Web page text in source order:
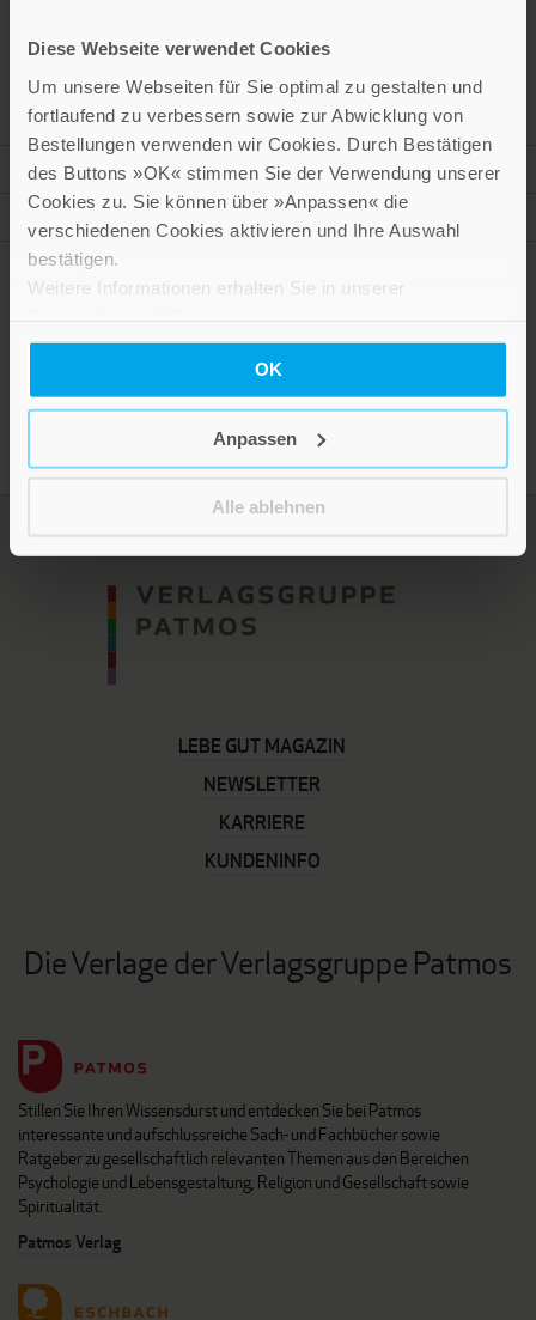
Diese Webseite verwendet Cookies
Um unsere Webseiten für Sie optimal zu gestalten und
fortlaufend zu verbessern sowie zur Abwicklung von
Bestellungen verwenden wir Cookies. Durch Bestätigen
des Buttons »OK« stimmen Sie der Verwendung unserer
Cookies zu. Sie können über »Anpassen« die
verschiedenen Cookies aktivieren und Ihre Auswahl
bestätigen.
Weitere Informationen erhalten Sie in unserer
OK
Anpassen
Alle ablehnen
practices of medieval conquests and the discourses
involved emerges.
Mehr Informationen
LEBE GUT MAGAZIN
NEWSLETTER
KARRIERE
KUNDENINFO
Die Verlage der Verlagsgruppe Patmos
Stillen Sie Ihren Wissensdurst und entdecken Sie bei Patmos
interessante und aufschlussreiche Sach- und Fachbücher sowie
Ratgeber zu gesellschaftlich relevanten Themen aus den Bereichen
Psychologie und Lebensgestaltung, Religion und Gesellschaft sowie
Spiritualität.
Patmos Verlag